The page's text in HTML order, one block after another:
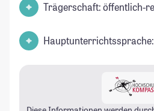
Trägerschaft: öffentlich-